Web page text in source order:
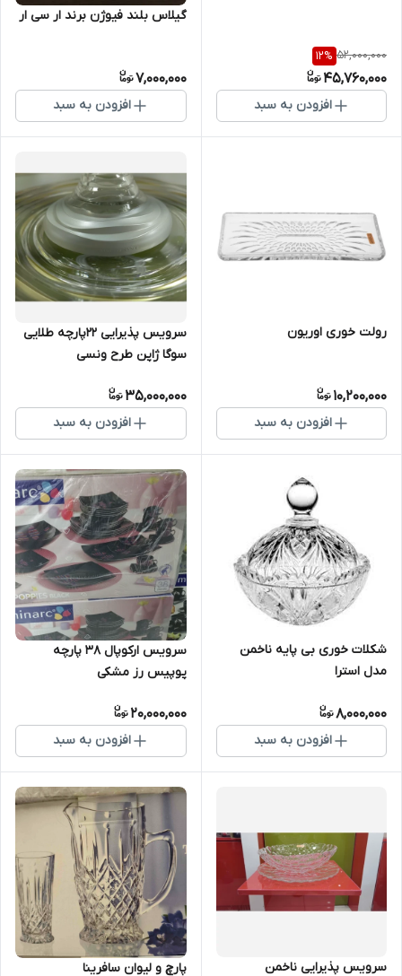
52,000,000
12%
45,760,000
افزودن به سبد
گیلاس بلند فیوژن برند ار سی ار
7,000,000
افزودن به سبد
رولت خوری اوریون
10,200,000
افزودن به سبد
سرویس پذیرایی 22پارچه طلایی
سوگا ژاپن طرح ونسی
35,000,000
افزودن به سبد
شکلات خوری بی پایه ناخمن
مدل استرا
8,000,000
افزودن به سبد
سرویس ارکوپال 38 پارچه
پوپیس رز مشکی
20,000,000
افزودن به سبد
سرویس پذیرایی ناخمن پارچ و لیوان سافرینا